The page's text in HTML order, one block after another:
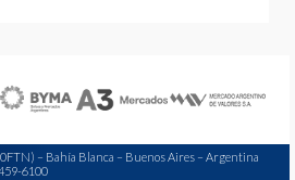
– Bahía Blanca – Buenos Aires – Argentina
6100